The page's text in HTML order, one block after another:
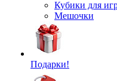
Кубики для
Мешочки
Подарки!